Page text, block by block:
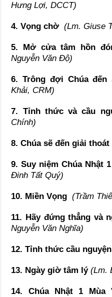
Hưng Lợi, DCCT)
4. Vọng chờ(Lm. Giuse
5. Mở cửa tâm hồn
Nguyễn Văn Độ)
6. Trông đợi Chúa đến
Khải, CRM)
7. Tỉnh thức và cầu
Chính)
8. Chúa sẽ đến giải thoát
9. Suy niệm Chúa Nhật
Đinh Tất Quý)
10. Miền Vọng(Trầm
11. Hãy đứng thẳng và
Nguyễn Văn Nghĩa)
12. Tỉnh thức cầu
13. Ngày giờ tâm lý(Lm.
14. Chúa Nhật 1 Mùa